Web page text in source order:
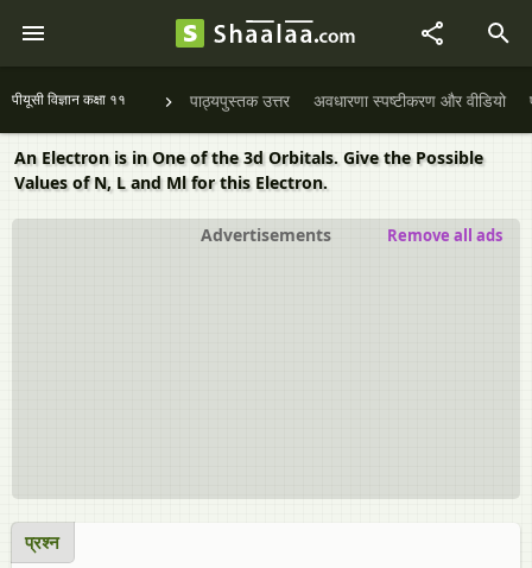
पीयूसी विज्ञान कक्षा ११ पाठ्यपुस्तक उत्तर अवधारणा स्पष्टीकरण और वीडियो
An Electron is in One of the 3d Orbitals. Give the Possible
Values of N, L and Ml for this Electron.
Advertisements Remove all ads
प्रश्न